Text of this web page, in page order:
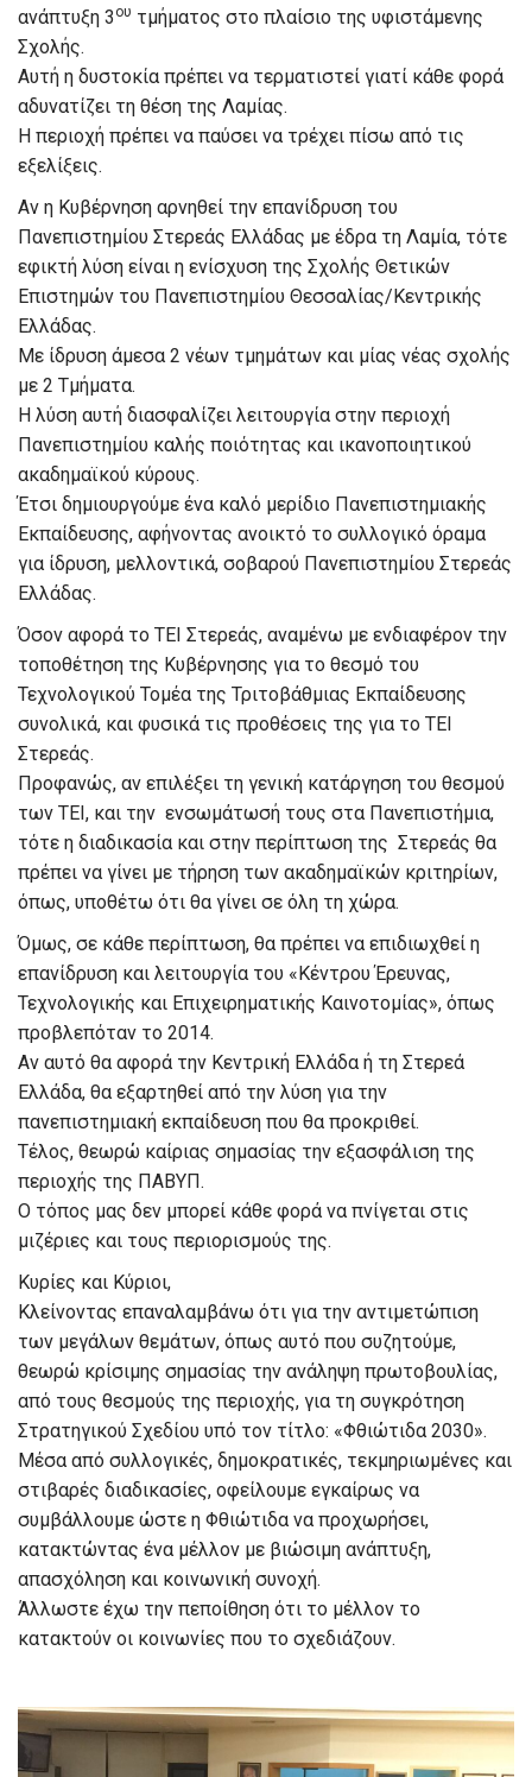
ανάπτυξη 3 ου τμήματος στο πλαίσιο της υφιστάμενης
Σχολής.
Αυτή η δυστοκία πρέπει να τερματιστεί γιατί κάθε φορά
αδυνατίζει τη θέση της Λαμίας.
Η περιοχή πρέπει να παύσει να τρέχει πίσω από τις
εξελίξεις.
Αν η Κυβέρνηση αρνηθεί την επανίδρυση του
Πανεπιστημίου Στερεάς Ελλάδας με έδρα τη Λαμία, τότε
εφικτή λύση είναι η ενίσχυση της Σχολής Θετικών
Επιστημών του Πανεπιστημίου Θεσσαλίας/Κεντρικής
Ελλάδας.
Με ίδρυση άμεσα 2 νέων τμημάτων και μίας νέας σχολής
με 2 Τμήματα.
Η λύση αυτή διασφαλίζει λειτουργία στην περιοχή
Πανεπιστημίου καλής ποιότητας και ικανοποιητικού
ακαδημαϊκού κύρους.
Έτσι δημιουργούμε ένα καλό μερίδιο Πανεπιστημιακής
Εκπαίδευσης, αφήνοντας ανοικτό το συλλογικό όραμα
για ίδρυση, μελλοντικά, σοβαρού Πανεπιστημίου Στερεάς
Ελλάδας.
Όσον αφορά το ΤΕΙ Στερεάς, αναμένω με ενδιαφέρον την
τοποθέτηση της Κυβέρνησης για το θεσμό του
Τεχνολογικού Τομέα της Τριτοβάθμιας Εκπαίδευσης
συνολικά, και φυσικά τις προθέσεις της για το ΤΕΙ
Στερεάς.
Προφανώς, αν επιλέξει τη γενική κατάργηση του θεσμού
των ΤΕΙ, και την ενσωμάτωσή τους στα Πανεπιστήμια,
τότε η διαδικασία και στην περίπτωση της Στερεάς θα
πρέπει να γίνει με τήρηση των ακαδημαϊκών κριτηρίων,
όπως, υποθέτω ότι θα γίνει σε όλη τη χώρα.
Όμως, σε κάθε περίπτωση, θα πρέπει να επιδιωχθεί η
επανίδρυση και λειτουργία του «Κέντρου Έρευνας,
Τεχνολογικής και Επιχειρηματικής Καινοτομίας», όπως
προβλεπόταν το 2014.
Αν αυτό θα αφορά την Κεντρική Ελλάδα ή τη Στερεά
Ελλάδα, θα εξαρτηθεί από την λύση για την
πανεπιστημιακή εκπαίδευση που θα προκριθεί.
Τέλος, θεωρώ καίριας σημασίας την εξασφάλιση της
περιοχής της ΠΑΒΥΠ.
Ο τόπος μας δεν μπορεί κάθε φορά να πνίγεται στις
μιζέριες και τους περιορισμούς της.
Κυρίες και Κύριοι,
Κλείνοντας επαναλαμβάνω ότι για την αντιμετώπιση
των μεγάλων θεμάτων, όπως αυτό που συζητούμε,
θεωρώ κρίσιμης σημασίας την ανάληψη πρωτοβουλίας,
από τους θεσμούς της περιοχής, για τη συγκρότηση
Στρατηγικού Σχεδίου υπό τον τίτλο: «Φθιώτιδα 2030».
Μέσα από συλλογικές, δημοκρατικές, τεκμηριωμένες και
στιβαρές διαδικασίες, οφείλουμε εγκαίρως να
συμβάλλουμε ώστε η Φθιώτιδα να προχωρήσει,
κατακτώντας ένα μέλλον με βιώσιμη ανάπτυξη,
απασχόληση και κοινωνική συνοχή.
Άλλωστε έχω την πεποίθηση ότι το μέλλον το
κατακτούν οι κοινωνίες που το σχεδιάζουν.